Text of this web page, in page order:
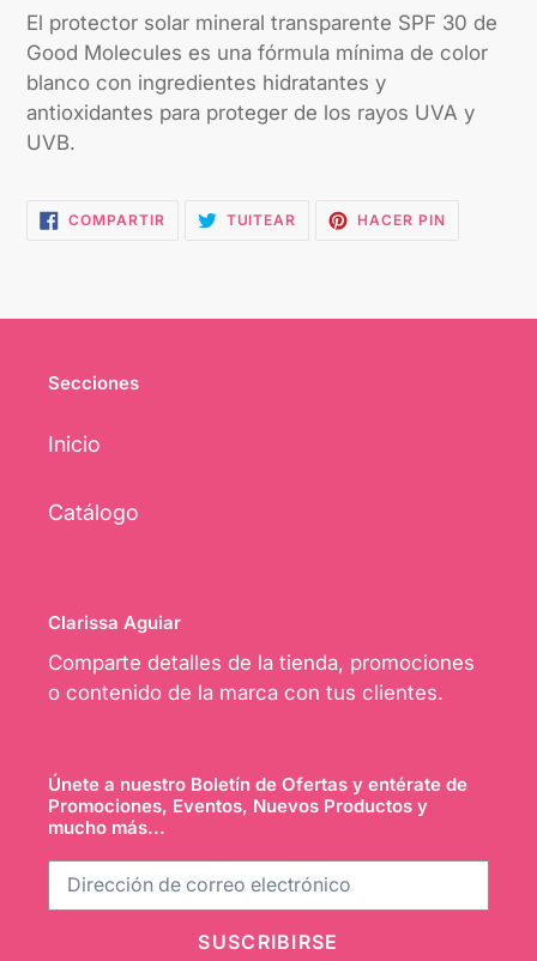
el
producto
a
tu
carrito
El protector solar mineral transparente SPF 30 de
Good Molecules es una fórmula mínima de color
blanco con ingredientes hidratantes y
antioxidantes para proteger de los rayos UVA y
UVB.
COMPARTIRCOMPARTIR
EN
TUITEAR TUITEARHACER PINPINEAR
EN
Secciones
Inicio
Catálogo
Clarissa Aguiar
Comparte detalles de la tienda, promociones
o contenido de la marca con tus clientes.
Únete a nuestro Boletín de Ofertas y entérate de
Promociones, Eventos, Nuevos Productos y
mucho más...
SUSCRIBIRSE